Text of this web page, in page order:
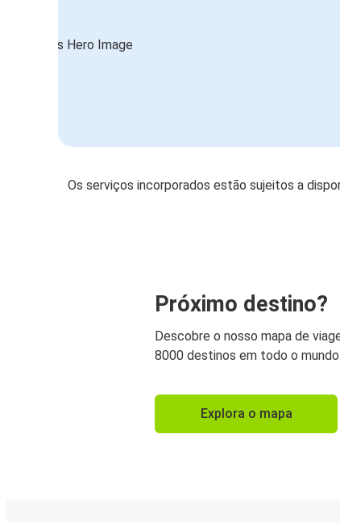
Os serviços incorporados estão sujeitos a
Próximo destino?
Descobre o nosso mapa de
8000 destinos em todo o mundo.
Explora o mapa